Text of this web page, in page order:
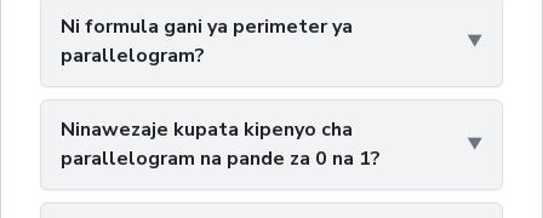
Ni formula gani ya perimeter ya
parallelogram?
Ninawezaje kupata kipenyo cha
parallelogram na pande za 0 na 1?